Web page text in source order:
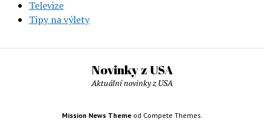
Televize
Tipy na výlety
Novinky z USA
Aktuální novinky z USA
Mission News Themeod Compete Themes.